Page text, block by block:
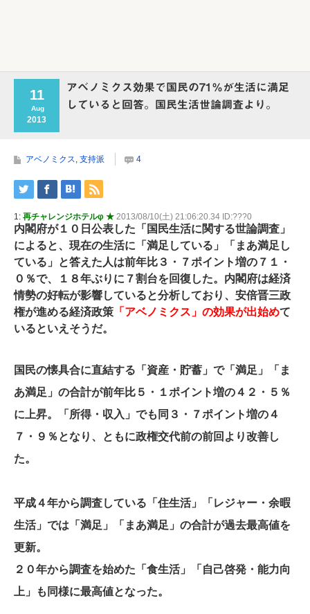
11
Aug
2013
アベノミクス効果で国民の71％が生活に満足
していると回答。国民生活世論調査より。
アベノミクス, 支持派 4
1: 再チャレンジホテルφ ★ 2013/08/10(土) 21:06:20.34 ID:???0
内閣府が１０日公表した「国民生活に関する世論調査」
によると、現在の生活に「満足している」「まあ満足し
ている」と答えた人は前年比３・７ポイント増の７１・
０％で、１８年ぶりに７割台を回復した。内閣府は経済
情勢の好転が影響していると分析しており、安倍晋三政
権が進める経済政策 「アベノミクス」の効果が出始めて
いるといえそうだ。
国民の懐具合に直結する「資産・貯蓄」で「満足」「ま
あ満足」の合計が前年比５・１ポイント増の４２・５％
に上昇。「所得・収入」でも同３・７ポイント増の４
７・９％となり、ともに政権交代前の前回より改善し
た。
平成４年から調査している「住生活」「レジャー・余暇
生活」では「満足」「まあ満足」の合計が過去最高値を
更新。
２０年から調査を始めた「食生活」「自己啓発・能力向
上」も同様に最高値となった。